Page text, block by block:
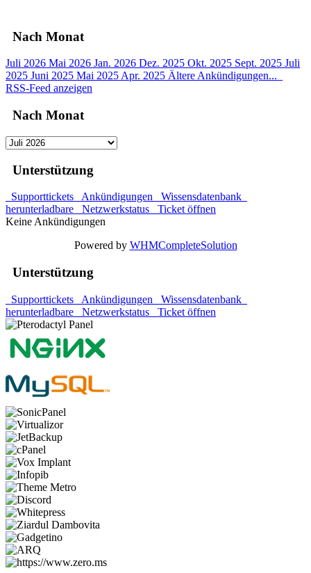
Nach Monat
Juli 2026 Mai 2026 Jan. 2026 Dez. 2025 Okt. 2025 Sept. 2025 Juli
2025 Juni 2025 Mai 2025Apr. 2025 Ältere Ankündigungen...
RSS-Feed anzeigen
Nach Monat
Unterstützung
Supporttickets Ankündigungen
Wissensdatenbank
herunterladbare
Netzwerkstatus
Ticket öffnen
Keine Ankündigungen
Powered by WHMCompleteSolution
Unterstützung
Supporttickets Ankündigungen
Wissensdatenbank
herunterladbare
Netzwerkstatus Ticket öffnen